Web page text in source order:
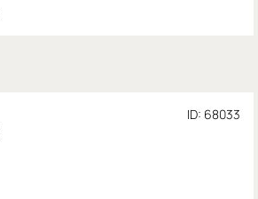
ID: 68033